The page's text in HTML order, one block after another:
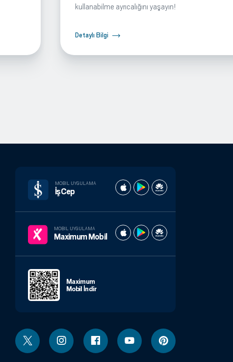
kullanabilme ayrıcalığını yaşayın!
Detaylı Bilgi
MOBIL UYGULAMA
İşCep
MOBIL UYGULAMA
Maximum Mobil
Maximum
Mobil İndir